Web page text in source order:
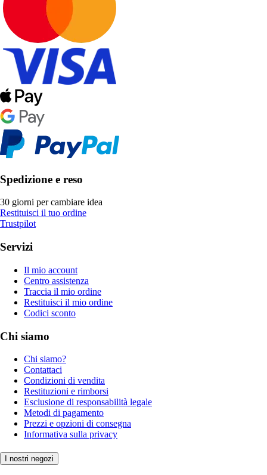
Spedizione e reso
30 giorni per cambiare idea
Restituisci il tuo ordine
Trustpilot
Servizi
Il mio account
Centro assistenza
Traccia il mio ordine
Restituisci il mio ordine
Codici sconto
Chi siamo
Chi siamo?
Contattaci
Condizioni di vendita
Restituzioni e rimborsi
Esclusione di responsabilità legale
Metodi di pagamento
Prezzi e opzioni di consegna
Informativa sulla privacy
I nostri negozi